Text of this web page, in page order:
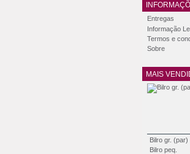
Entregas
Informação
Termos e
Sobre
MAIS
Bilro gr. (par)
Bilro peq.